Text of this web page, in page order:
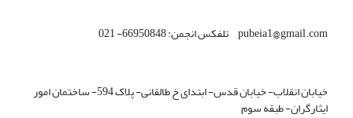
pubeia1@gmail.com تلفکس انجمن: 66950848- 021
خیابان انقلاب- خیابان قدس- ابتدای خ طالقانی- پلاک 594- ساختمان امور
ایثارگران- طبقه سوم